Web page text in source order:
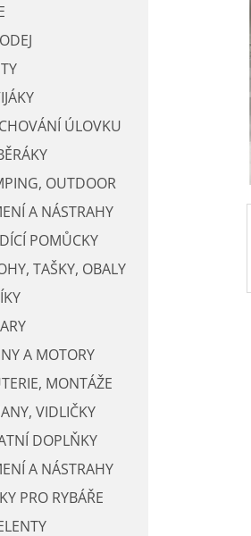
ÚLOVKU
OUTDOOR
A NÁSTRAHY
POMŮCKY
TAŠKY, OBALY
A MOTORY
MONTÁŽE
VIDLIČKY
DOPLŇKY
A NÁSTRAHY
PRO RYBÁŘE